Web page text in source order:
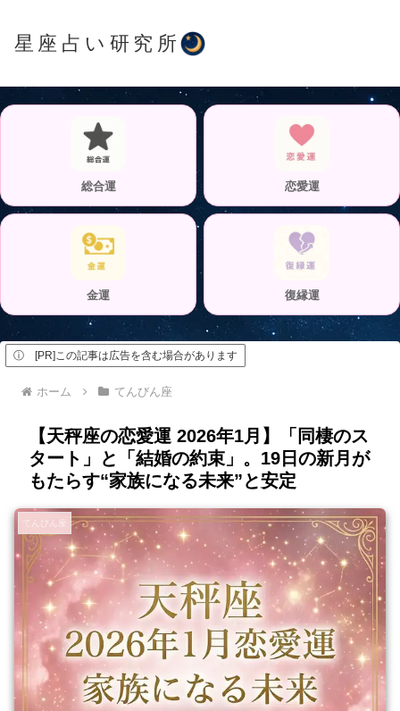
星座占い研究所
総合運 恋愛運
金運 復縁運
ⓘ [PR]この記事は広告を含む場合があります
ホーム てんびん座
【天秤座の恋愛運 2026年1月】「同棲のス
タート」と「結婚の約束」。19日の新月が
もたらす“家族になる未来”と安定
てんびん座